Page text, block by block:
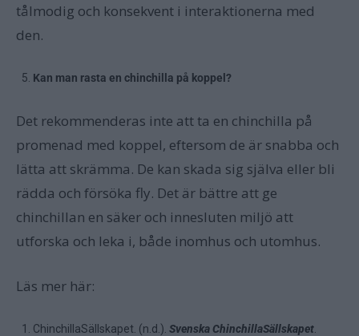
tålmodig och konsekvent i interaktionerna med
den.
Kan man rasta en chinchilla på koppel?
Det rekommenderas inte att ta en chinchilla på
promenad med koppel, eftersom de är snabba och
lätta att skrämma. De kan skada sig själva eller bli
rädda och försöka fly. Det är bättre att ge
chinchillan en säker och innesluten miljö att
utforska och leka i, både inomhus och utomhus.
Läs mer här:
ChinchillaSällskapet. (n.d.). Svenska ChinchillaSällskapet